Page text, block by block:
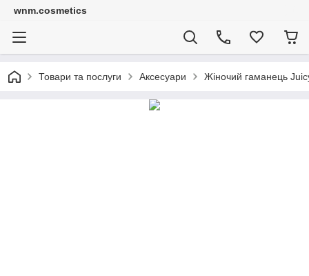
wnm.cosmetics
Товари та послуги Аксесуари Жіночий гаманець